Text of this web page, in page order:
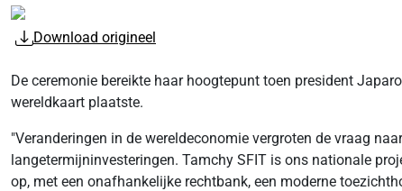
Download origineel
De ceremonie bereikte haar hoogtepunt toen president
wereldkaart plaatste.
"Veranderingen in de wereldeconomie vergroten de vraag
langetermijninvesteringen. Tamchy SFIT is ons nationale
op, met een onafhankelijke rechtbank, een moderne